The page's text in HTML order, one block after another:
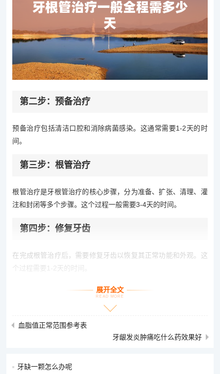
第二步：预备治疗
预备治疗包括清洁口腔和消除病菌感染。这通常需要1-2天的时
间。
第三步：根管治疗
根管治疗是牙根管治疗的核心步骤，分为准备、扩张、清理、灌
注和封闭等多个步骤。这个过程一般需要3-4天的时间。
第四步：修复牙齿
在完成根管治疗后，需要修复牙齿以恢复其正常功能和外观。这
个过程需要1-2天的时间。
拓展知识：牙髓炎
拓展知识：牙根管治疗与拔牙
展开全文
READ MORE
血脂值正常范围参考表
牙龈发炎肿痛吃什么药效果好
牙缺一颗怎么办呢